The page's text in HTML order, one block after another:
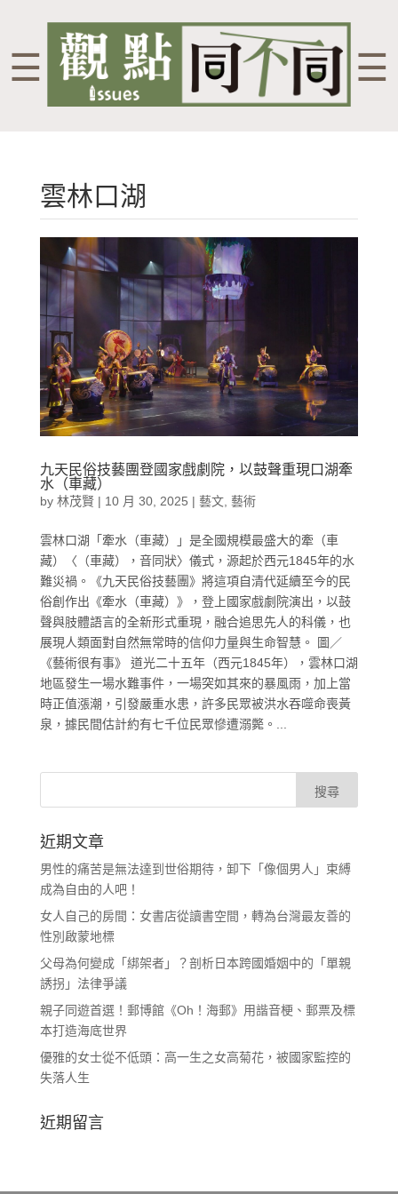
☰ ☰
雲林口湖
九天民俗技藝團登國家戲劇院，以鼓聲重現口湖牽
水（車藏）
by 林茂賢| 10 月 30, 2025 | 藝文, 藝術
雲林口湖「牽水（車藏）」是全國規模最盛大的牽（車
藏）〈（車藏），音同狀〉儀式，源起於西元1845年的水
難災禍。《九天民俗技藝團》將這項自清代延續至今的民
俗創作出《牽水（車藏）》，登上國家戲劇院演出，以鼓
聲與肢體語言的全新形式重現，融合追思先人的科儀，也
展現人類面對自然無常時的信仰力量與生命智慧。 圖／
《藝術很有事》 道光二十五年（西元1845年），雲林口湖
地區發生一場水難事件，一場突如其來的暴風雨，加上當
時正值漲潮，引發嚴重水患，許多民眾被洪水吞噬命喪黃
泉，據民間估計約有七千位民眾慘遭溺斃。...
近期文章
男性的痛苦是無法達到世俗期待，卸下「像個男人」束縛
成為自由的人吧！
女人自己的房間：女書店從讀書空間，轉為台灣最友善的
性別啟蒙地標
父母為何變成「綁架者」？剖析日本跨國婚姻中的「單親
誘拐」法律爭議
親子同遊首選！郵博館《Oh！海郵》用諧音梗、郵票及標
本打造海底世界
優雅的女士從不低頭：高一生之女高菊花，被國家監控的
失落人生
近期留言